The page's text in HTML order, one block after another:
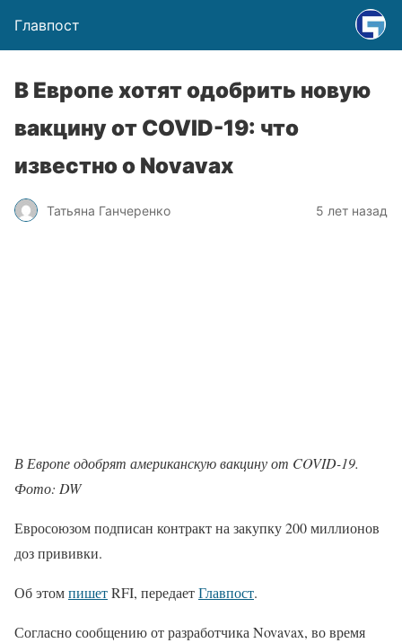
Главпост
В Европе хотят одобрить новую
вакцину от COVID-19: что
известно о Novavax
Татьяна Ганчеренко 5 лет назад
В Европе одобрят американскую вакцину от COVID-19.
Фото: DW
Евросоюзом подписан контракт на закупку 200 миллионов
доз прививки.
Об этомпишетRFI, передаетГлавпост.
Согласно сообщению от разработчика Novavax, во время